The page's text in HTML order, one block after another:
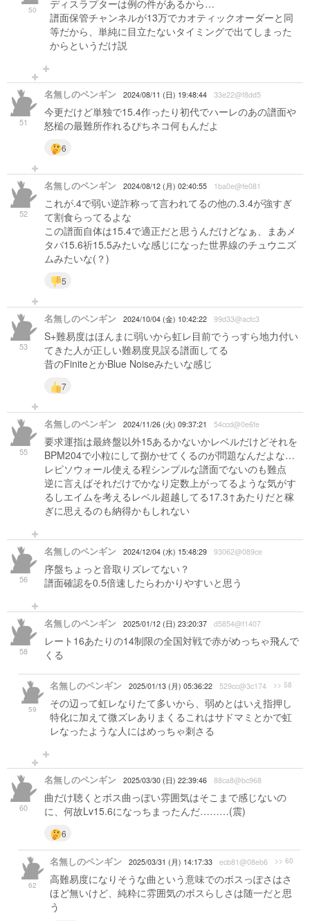
50
ディスラプターは例の件があるから…
譜面保管チャンネルが13万でカオティックオーダーと同
等だから、単純に目立たないタイミングで出てしまった
からというだけ説
51
名無しのペンギン 2024/08/11 (日) 19:48:44 33e22@f8dd5
今更だけど単独で15.4作ったり初代でハーレのあの譜面や
怒槌の最難所作れるぴちネコ何もんだよ
6
52
名無しのペンギン 2024/08/12 (月) 02:40:55 1ba0e@fe081
これが.4で弱い逆詐称って言われてるの他の.3.4が強すぎ
て割食らってるよな
この譜面自体は15.4で適正だと思うんだけどなぁ、まあメ
タバ15.6祈15.5みたいな感じになった世界線のチュウニズ
ムみたいな(？)
5
53
名無しのペンギン 2024/10/04 (金) 10:42:22 99d33@acfc3
S+難易度はほんまに弱いから虹レ目前でうっすら地力付い
てきた人が正しい難易度見誤る譜面してる
昔のFiniteとかBlue Noiseみたいな感じ
7
55
名無しのペンギン 2024/11/26 (火) 09:37:21 54ccd@0e6fe
要求運指は最終盤以外15あるかないかレベルだけどそれを
BPM204で小粒にして捌かせてくるのが問題なんだよな…
レピソウォール使える程シンプルな譜面でないのも難点
逆に言えばそれだけでかなり定数上がってるような気がす
るしエイムを考えるレベル超越してる17.3↑あたりだと稼
ぎに思えるのも納得かもしれない
56
名無しのペンギン 2024/12/04 (水) 15:48:29 93062@089ce
序盤ちょっと音取りズレてない？
譜面確認を0.5倍速したらわかりやすいと思う
58
名無しのペンギン 2025/01/12 (日) 23:20:37 d5854@f1407
レート16あたりの14制限の全国対戦で赤がめっちゃ飛んで
くる
59
名無しのペンギン 2025/01/13 (月) 05:36:22 529cc@3c174 >> 58
その辺って虹レなりたて多いから、弱めとはいえ指押し
特化に加えて微ズレありまくるこれはサドマミとかで虹
レなったような人にはめっちゃ刺さる
60
名無しのペンギン 2025/03/30 (日) 22:39:46 88ca8@bc968
曲だけ聴くとボス曲っぽい雰囲気はそこまで感じないの
に、何故Lv15.6になっちまったんだ………(震)
6
62
名無しのペンギン 2025/03/31 (月) 14:17:33 ecb81@08eb6 >> 60
高難易度になりそうな曲という意味でのボスっぽさはさ
ほど無いけど、純粋に雰囲気のボスらしさは随一だと思
う